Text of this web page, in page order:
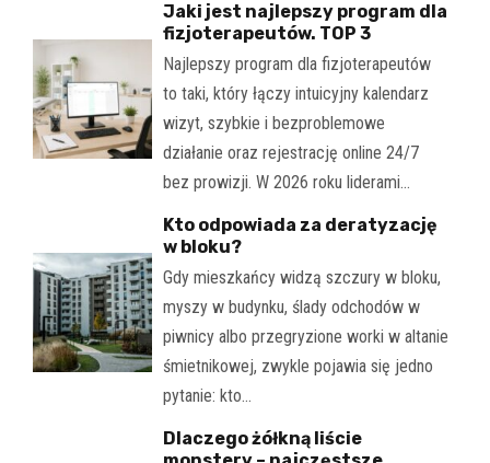
Jaki jest najlepszy program dla
fizjoterapeutów. TOP 3
Najlepszy program dla fizjoterapeutów
to taki, który łączy intuicyjny kalendarz
wizyt, szybkie i bezproblemowe
działanie oraz rejestrację online 24/7
bez prowizji. W 2026 roku liderami…
Kto odpowiada za deratyzację
w bloku?
Gdy mieszkańcy widzą szczury w bloku,
myszy w budynku, ślady odchodów w
piwnicy albo przegryzione worki w altanie
śmietnikowej, zwykle pojawia się jedno
pytanie: kto…
Dlaczego żółkną liście